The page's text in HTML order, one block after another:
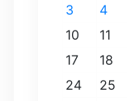
3
4
10
11
17
18
24
25